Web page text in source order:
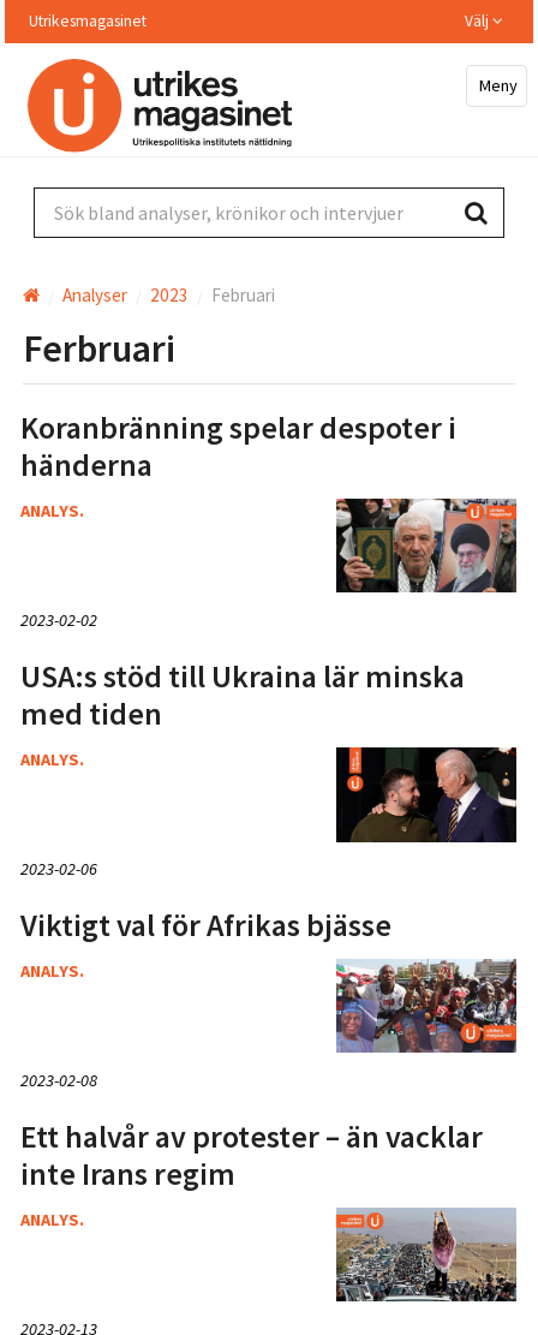
Hoppa
huvudinnehållet
Utrikesmagasinet Välj
Meny
Analyser 2023 Februari
Ferbruari
Koranbränning spelar despoter i
händerna
ANALYS.
2023-02-02
USA:s stöd till Ukraina lär minska
med tiden
ANALYS.
2023-02-06
Viktigt val för Afrikas bjässe
ANALYS.
2023-02-08
Ett halvår av protester – än vacklar
inte Irans regim
ANALYS.
2023-02-13